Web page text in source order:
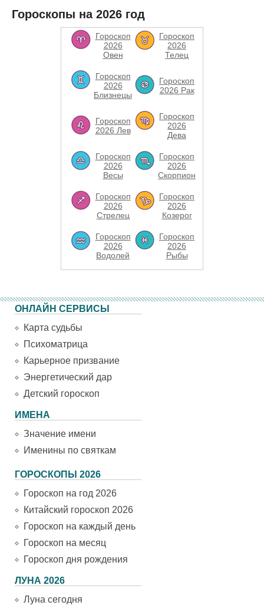
Гороскопы на 2026 год
Гороскоп
2026
Овен
Гороскоп
2026
Телец
Гороскоп
2026
Близнецы
Гороскоп
2026 Рак
Гороскоп
2026 Лев
Гороскоп
2026
Дева
Гороскоп
2026
Весы
Гороскоп
2026
Скорпион
Гороскоп
2026
Стрелец
Гороскоп
2026
Козерог
Гороскоп
2026
Водолей
Гороскоп
2026
Рыбы
ОНЛАЙН СЕРВИСЫ
Карта судьбы
Психоматрица
Карьерное призвание
Энергетический дар
Детский гороскоп
ИМЕНА
Значение имени
Именины по святкам
ГОРОСКОПЫ 2026
Гороскоп на год 2026
Китайский гороскоп 2026
Гороскоп на каждый день
Гороскоп на месяц
Гороскоп дня рождения
ЛУНА 2026
Луна сегодня